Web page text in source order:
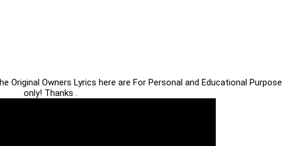
Original Owners Lyrics here are For Personal and Educational Purpose
only! Thanks .